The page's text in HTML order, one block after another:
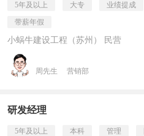
5年及以上 大专 业绩提成
带薪年假
小蜗牛建设工程（苏州） 民营
周先生 营销部
研发经理
5年及以上 本科 管理